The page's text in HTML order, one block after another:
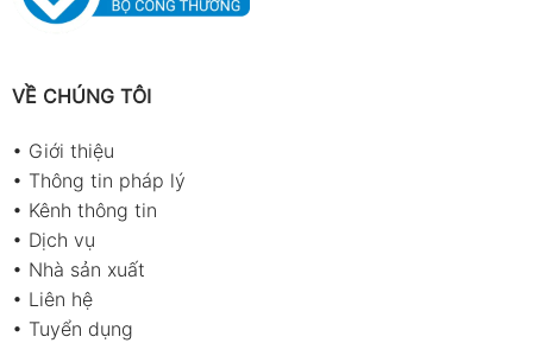
VỀ CHÚNG TÔI
• Giới thiệu
• Thông tin pháp lý
• Kênh thông tin
• Dịch vụ
• Nhà sản xuất
• Liên hệ
• Tuyển dụng